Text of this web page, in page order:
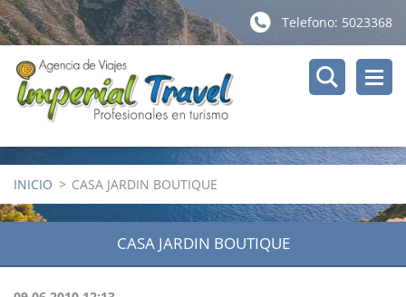
Telefono: 5023368
INICIO > CASA JARDIN BOUTIQUE
CASA JARDIN BOUTIQUE